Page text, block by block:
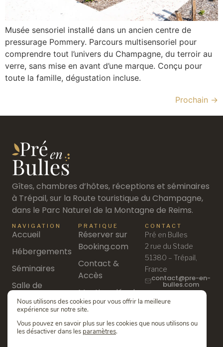
Musée sensoriel installé dans un ancien centre de
pressurage Pommery. Parcours multisensoriel pour
comprendre tout l’univers du Champagne, du terroir au
verre, sans mise en avant d’une marque. Conçu pour
toute la famille, dégustation incluse.
Prochain →
Gîtes, chambres d’hôtes, réceptions et séminaires
à Trépail, sur la Route touristique du Champagne,
dans le Parc Naturel de la Montagne de Reims.
NAVIGATION
Accueil
Hébergements
Séminaires
Salle de
réception
Découvrir
PRATIQUE
Réserver sur
Booking.com
Contact &
Accès
Mentions légales
Politique de
confidentialité
CONTACT
Pré en Bulles
2 rue du Stade
51380 – Trépail,
France
contact@pre-en-
bulles.com
03 26 53 50 00
Nous utilisons des cookies pour vous offrir la meilleure
expérience sur notre site.
Vous pouvez en savoir plus sur les cookies que nous utilisons ou
les désactiver dans les paramètres.